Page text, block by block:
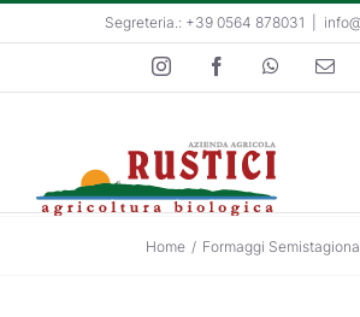
al
Segreteria.: +39 0564 878031
InstagramFacebookWhatsApp
Home / Formaggi